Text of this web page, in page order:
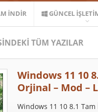
INDIR GÜNCEL
TÜM YAZILAR
Windows 11 10
Orjinal – Mod –
Windows 11 10 8.1